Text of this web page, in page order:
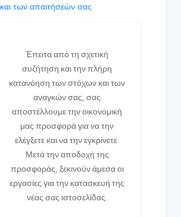
και των απαιτήσεών σας
Έπειτα από τη σχετική
συζήτηση και την πλήρη
κατανόηση των στόχων και των
αναγκών σας, σας
αποστέλλουμε την οικονομική
μας προσφορά για να την
ελέγξετε και να την εγκρίνετε.
Μετά την αποδοχή της
προσφοράς, ξεκινούν άμεσα οι
εργασίες για την κατασκευή της
νέας σας ιστοσελίδας.